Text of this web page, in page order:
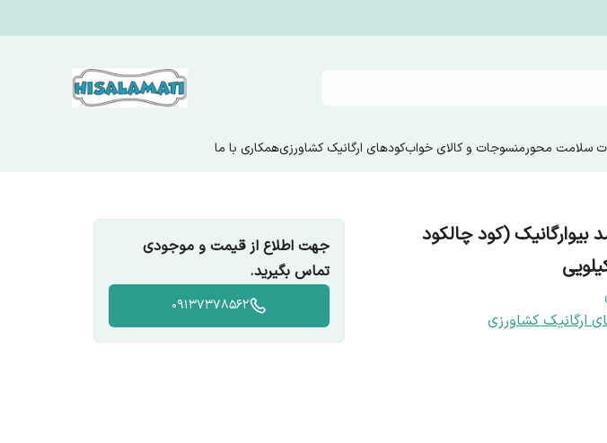
سلامت محورمنسوجات و کالای خوابکودهای ارگانیک کشاورزیهمکاری با ما
بیوارگانیک (کود چالکود
ارگانیک کشاورزی
جهت اطلاع از قیمت و موجودی
تماس بگیرید.
09137378562